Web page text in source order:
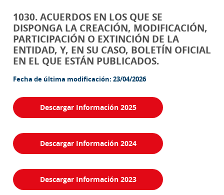
1030. ACUERDOS EN LOS QUE SE
DISPONGA LA CREACIÓN, MODIFICACIÓN,
PARTICIPACIÓN O EXTINCIÓN DE LA
ENTIDAD, Y, EN SU CASO, BOLETÍN OFICIAL
EN EL QUE ESTÁN PUBLICADOS.
Fecha de última modificación: 23/04/2026
Descargar Información 2025
Descargar Información 2024
Descargar Información 2023